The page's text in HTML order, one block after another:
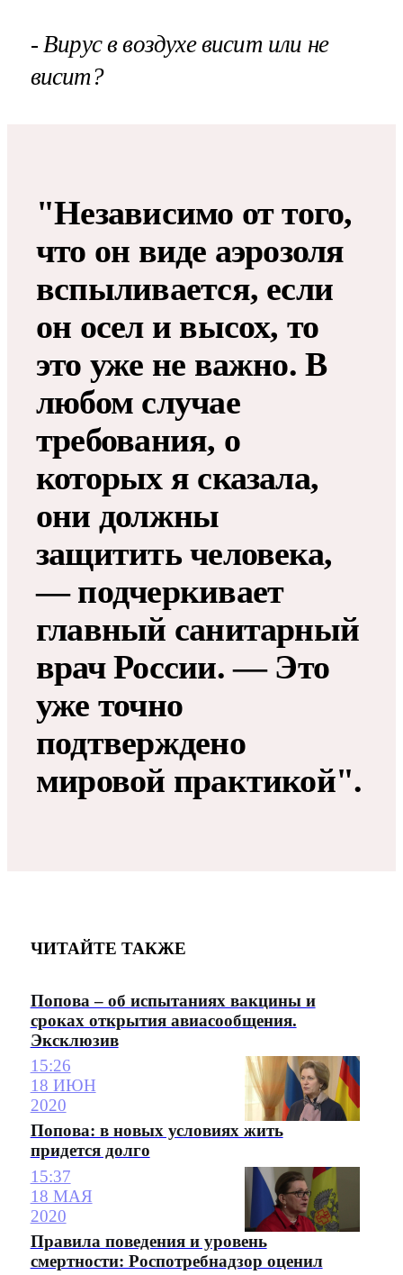
- Вирус в воздухе висит или не
висит?
"Независимо от того,
что он виде аэрозоля
вспыливается, если
он осел и высох, то
это уже не важно. В
любом случае
требования, о
которых я сказала,
они должны
защитить человека,
— подчеркивает
главный санитарный
врач России. — Это
уже точно
подтверждено
мировой практикой".
ЧИТАЙТЕ ТАКЖЕ
Попова – об испытаниях вакцины и
сроках открытия авиасообщения.
Эксклюзив
15:26
18 ИЮН
2020
Попова: в новых условиях жить
придется долго
15:37
18 МАЯ
2020
Правила поведения и уровень
смертности: Роспотребнадзор оценил